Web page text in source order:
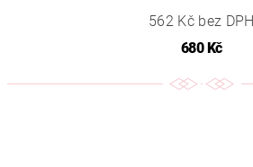
562 Kč bez DPH
680 Kč